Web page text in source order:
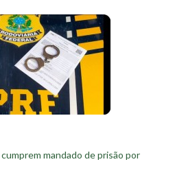
mandado de prisão por